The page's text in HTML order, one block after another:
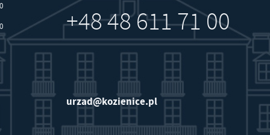
+48 48 611 71 00
urzad@kozienice.pl